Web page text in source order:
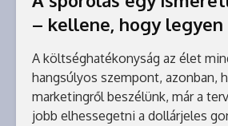
– kellene, hogy legyen
A költséghatékonyság az élet
hangsúlyos szempont, azonban,
marketingről beszélünk, már a
jobb elhessegetni a dollárjeles